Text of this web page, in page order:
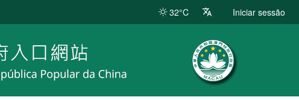
32°C Iniciar sessão